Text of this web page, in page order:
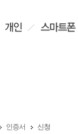
인증서 신청